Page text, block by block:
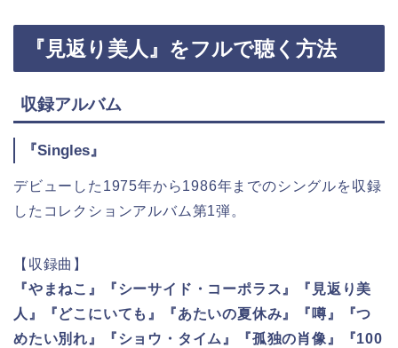
『見返り美人』をフルで聴く方法
収録アルバム
『Singles』
デビューした1975年から1986年までのシングルを収録
したコレクションアルバム第1弾。
【収録曲】
『やまねこ』『シーサイド・コーポラス』『見返り美
人』『どこにいても』『あたいの夏休み』『噂』『つ
めたい別れ』『ショウ・タイム』『孤独の肖像』『100